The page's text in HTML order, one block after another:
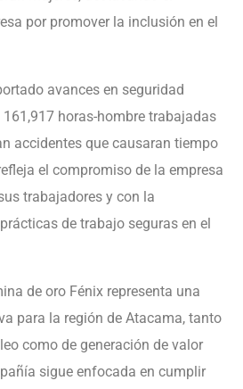
por promover la inclusión en el
avances en seguridad
161,917 horas-hombre trabajadas
accidentes que causaran tiempo
el compromiso de la empresa
trabajadores y con la
de trabajo seguras en el
de oro Fénix representa una
para la región de Atacama, tanto
como de generación de valor
sigue enfocada en cumplir